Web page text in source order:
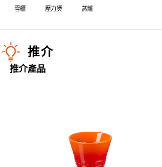
雪櫃 壓力煲 蒸爐
推介
推介產品